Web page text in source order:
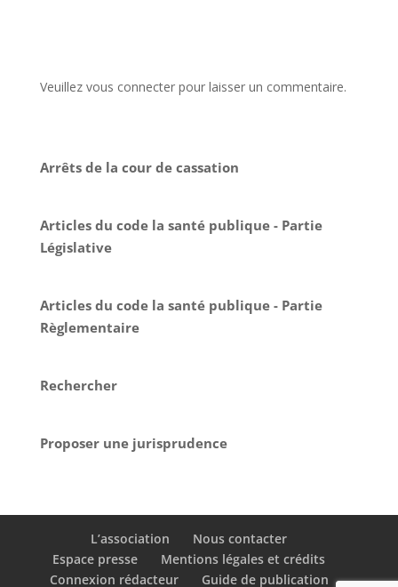
Veuillez vous connecter pour laisser un commentaire.
Arrêts de la cour de cassation
Articles du code la santé publique - Partie
Législative
Articles du code la santé publique - Partie
Règlementaire
Rechercher
Proposer une jurisprudence
L’association
Nous contacter
Espace presse
Mentions légales et crédits
Connexion rédacteur
Guide de publication